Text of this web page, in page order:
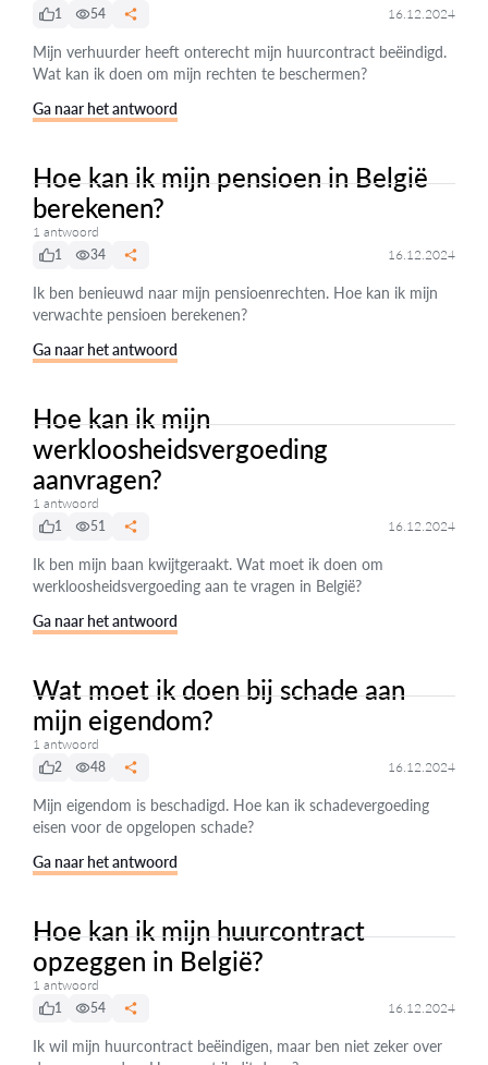
1
54 16.12.2024
Mijn verhuurder heeft onterecht mijn huurcontract beëindigd.
Wat kan ik doen om mijn rechten te beschermen?
Ga naar het antwoord
Hoe kan ik mijn pensioen in België
berekenen?
1 antwoord
1
34 16.12.2024
Ik ben benieuwd naar mijn pensioenrechten. Hoe kan ik mijn
verwachte pensioen berekenen?
Ga naar het antwoord
Hoe kan ik mijn
werkloosheidsvergoeding
aanvragen?
1 antwoord
1
51 16.12.2024
Ik ben mijn baan kwijtgeraakt. Wat moet ik doen om
werkloosheidsvergoeding aan te vragen in België?
Ga naar het antwoord
Wat moet ik doen bij schade aan
mijn eigendom?
1 antwoord
2
48 16.12.2024
Mijn eigendom is beschadigd. Hoe kan ik schadevergoeding
eisen voor de opgelopen schade?
Ga naar het antwoord
Hoe kan ik mijn huurcontract
opzeggen in België?
1 antwoord
1
54 16.12.2024
Ik wil mijn huurcontract beëindigen, maar ben niet zeker over